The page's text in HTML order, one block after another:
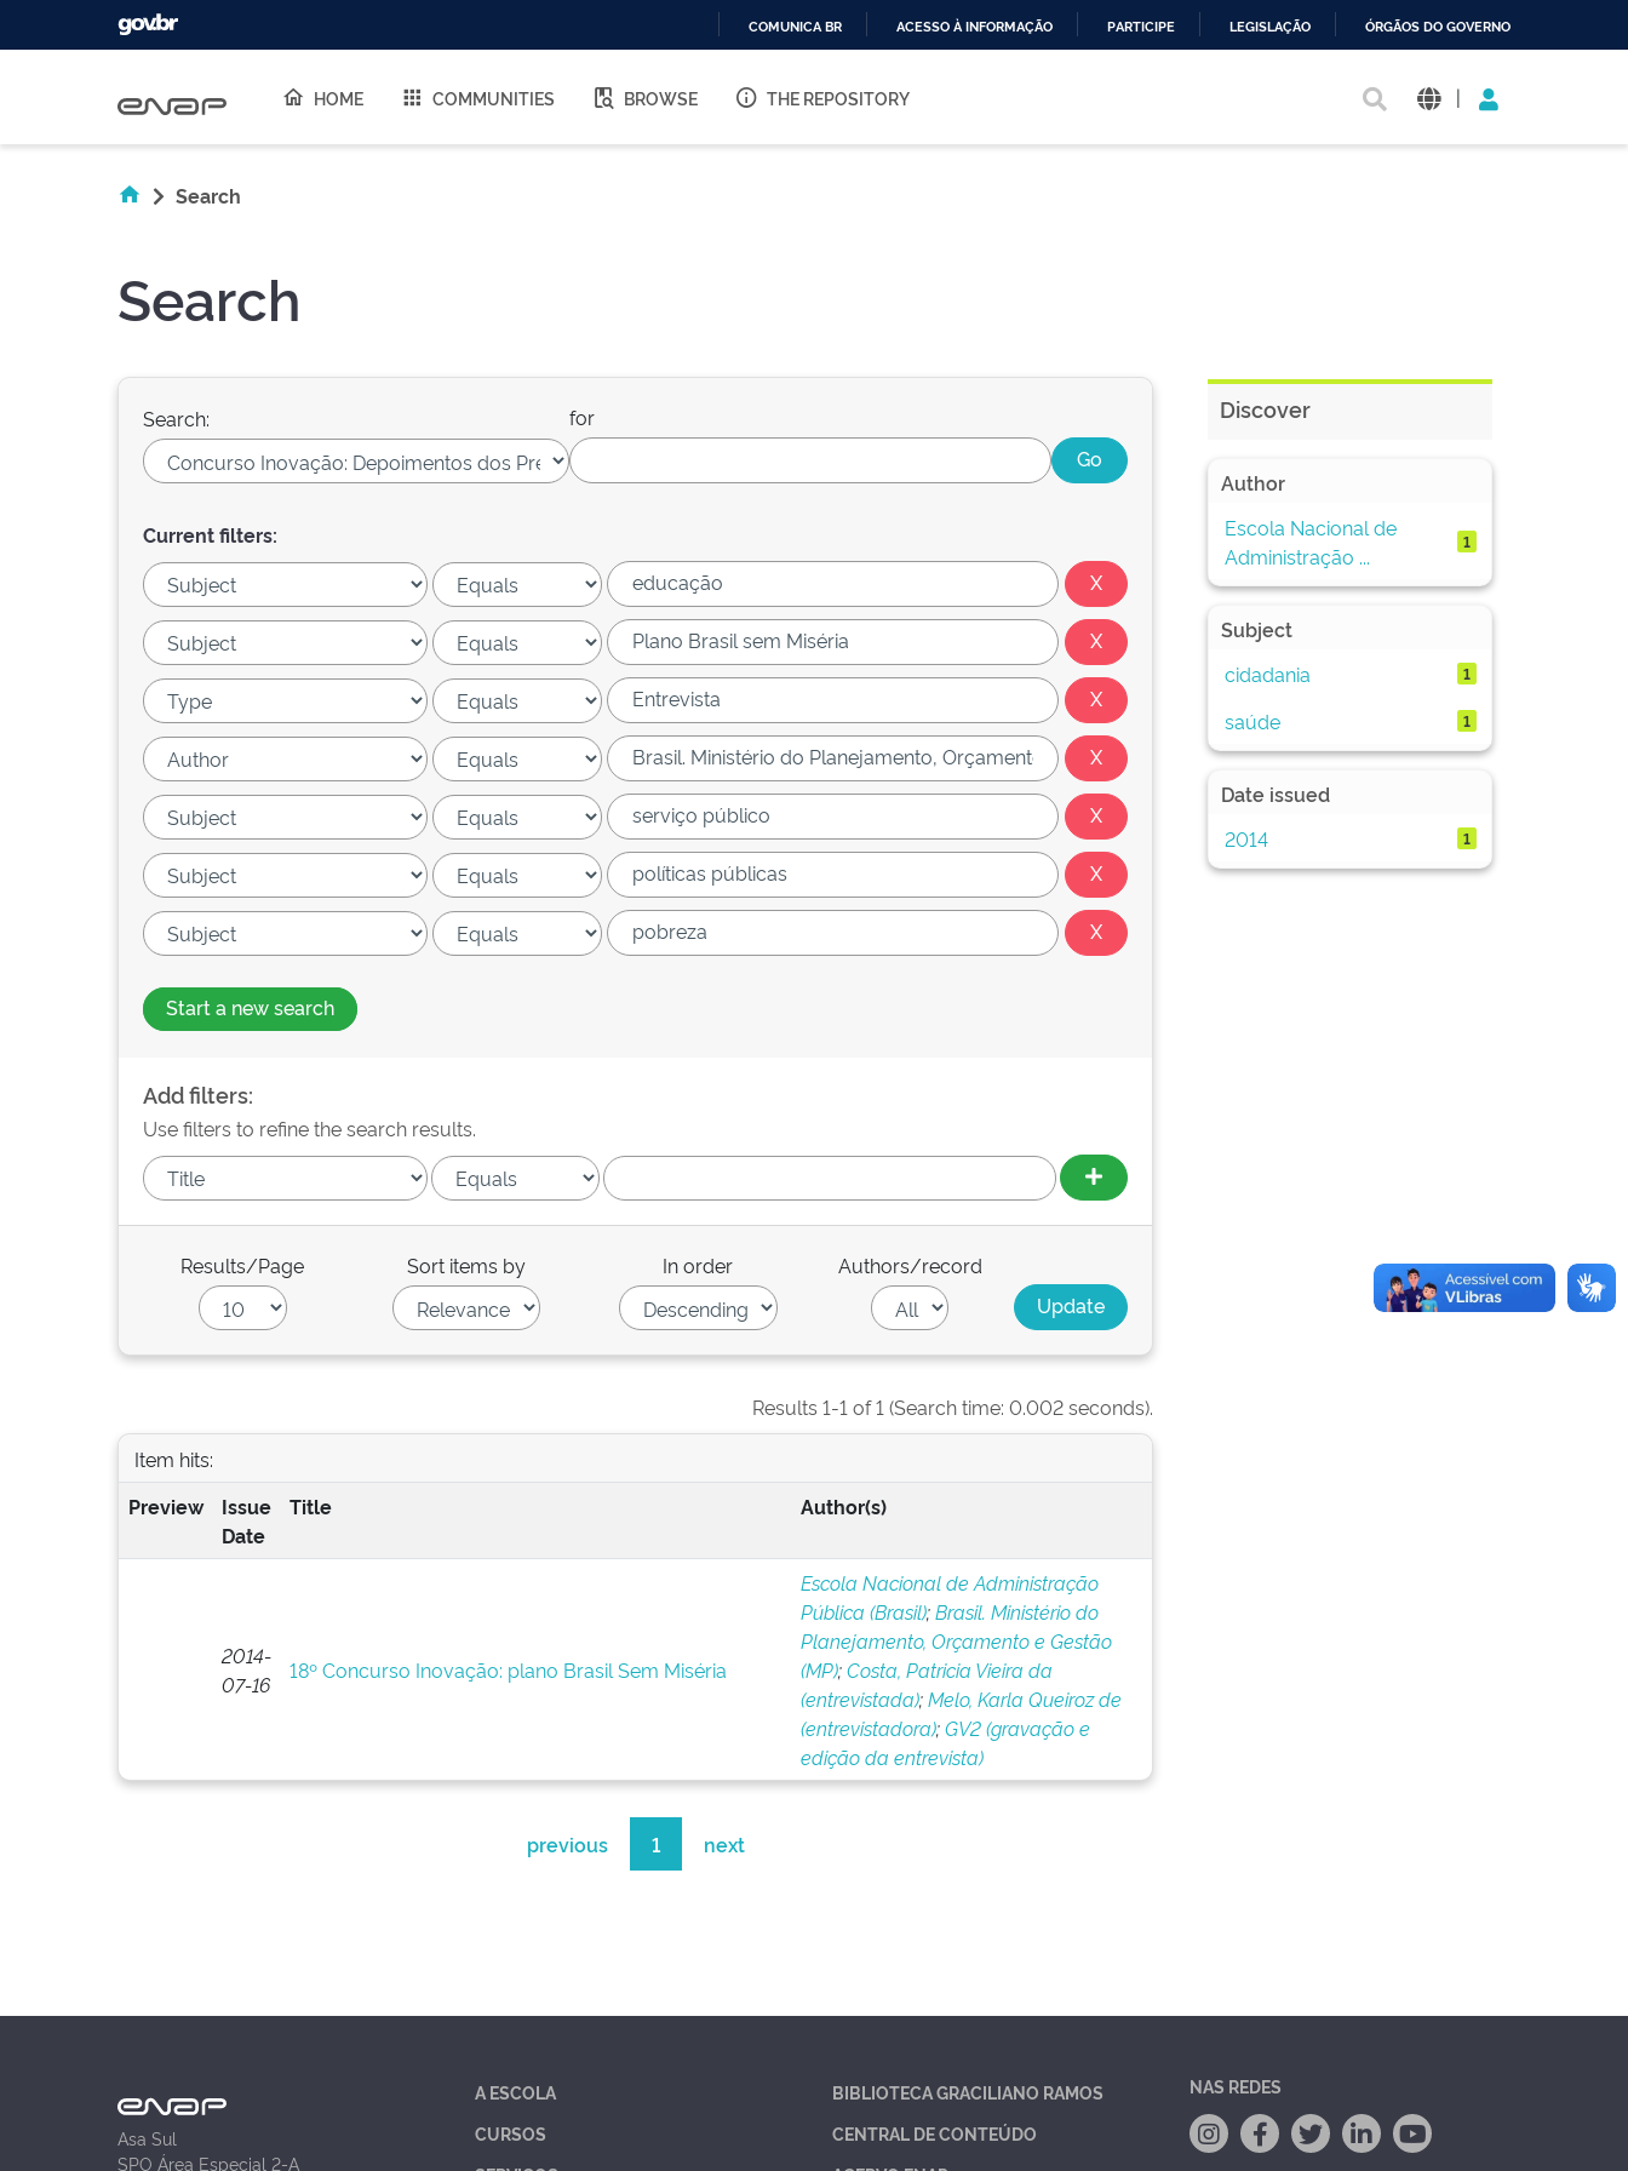
O
COMUNICA BR ACESSO À INFORMAÇÃO PARTICIPE LEGISLAÇÃO ÓRGÃOS DO GOVERNO
HOME COMMUNITIES BROWSE THE REPOSITORY |
Search
Search
Search: for
Current filters:
Start a new search
Add filters:
Use filters to refine the search results.
Results/Page Sort items by In order Authors/record
Results 1-1 of 1 (Search time: 0.002 seconds).
Item hits:
Preview
Issue
Date
Title Author(s)
2014-
07-16
18º Concurso Inovação: plano Brasil Sem Miséria
Escola Nacional de Administração
Pública (Brasil);Brasil. Ministério do
Planejamento, Orçamento e Gestão
(MP);Costa, Patricia Vieira da
(entrevistada);Melo, Karla Queiroz de
(entrevistadora);GV2 (gravação e
edição da entrevista)
previous 1 next
Discover
Author
Escola Nacional de
Administração ...
1
Subject
cidadania
1
saúde 1
Date issued
2014
1
Asa Sul
SPO Área Especial 2-A
A ESCOLA
CURSOS
BIBLIOTECA GRACILIANO RAMOS
CENTRAL DE CONTEÚDO
NAS REDES